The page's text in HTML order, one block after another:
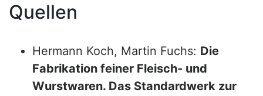
Quellen
Hermann Koch, Martin Fuchs: Die
Fabrikation feiner Fleisch- und
Wurstwaren. Das Standardwerk zur